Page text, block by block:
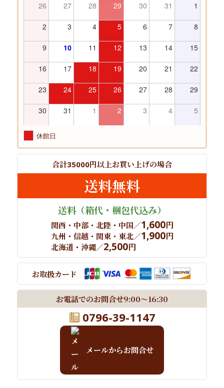
26 27 28 29 30 31 1
2 3 4 5 6 7 8
9 10 11 12 13 14 15
16 17 18 19 20 21 22
23 24 25 26 27 28 29
30 31 1 2 3 4 5
休館日
合計35000円以上お買い上げの場合
送料無料
送料（箱代・梱包代込み）
関西・中部・北陸・中国／1,600円
九州・信越・関東・東北／1,900円
北海道・沖縄／2,500円
お取扱カード
お電話でのお問合せ9:00～16:30
0796-39-1147
メールからお問合せ